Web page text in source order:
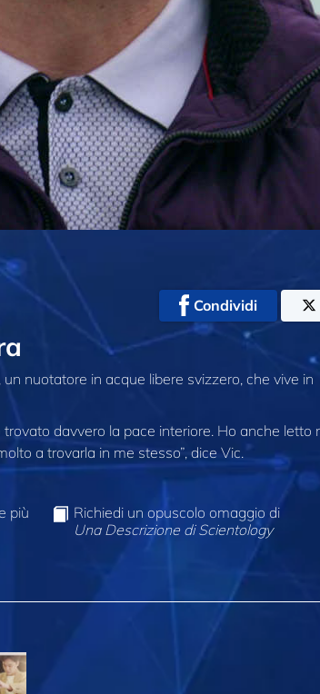
Condividi
nuotatore in acque libere svizzero, che vive in
davvero la pace interiore. Ho anche letto
a trovarla in me stesso”, dice Vic.
più
Richiedi un opuscolo omaggio di
Una Descrizione di Scientology